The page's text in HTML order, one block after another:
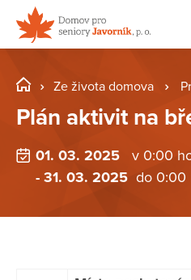
Ze života domova
Plán aktivit na
01. 03. 2025
v 0:00
- 31. 03. 2025 do 0:00